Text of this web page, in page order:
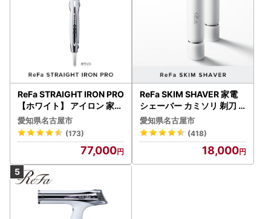
ReFa STRAIGHT IRON PRO
【ホワイト】 アイロン 家電
美容 リファ アイロン
愛知県名古屋市
(173)
77,000
ReFa SKIM SHAVER 家電
シェーバー カミソリ 剃刀
シェーバー
愛知県名古屋市
(418)
18,000